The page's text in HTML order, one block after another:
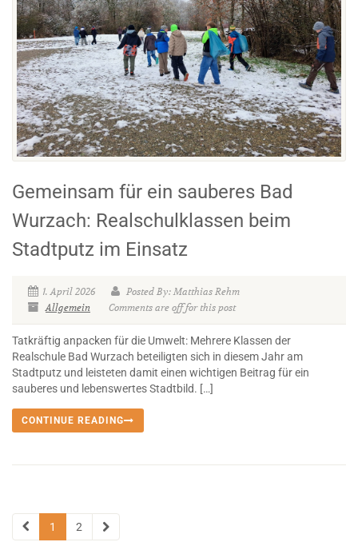
Gemeinsam für ein sauberes Bad
Wurzach: Realschulklassen beim
Stadtputz im Einsatz
1. April 2026
Posted By: Matthias Rehm
Allgemein
Comments are off for this post
Tatkräftig anpacken für die Umwelt: Mehrere Klassen der
Realschule Bad Wurzach beteiligten sich in diesem Jahr am
Stadtputz und leisteten damit einen wichtigen Beitrag für ein
sauberes und lebenswertes Stadtbild. […]
CONTINUE READING
1 2